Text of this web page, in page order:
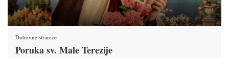
Duhovne stranice
Poruka sv. Male Terezije